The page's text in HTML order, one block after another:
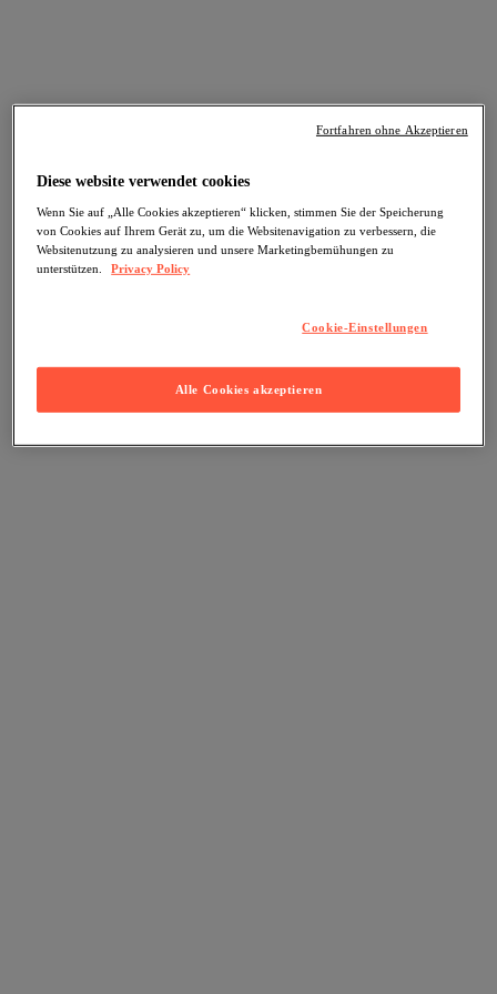
Diese website verwendet cookies
Wenn Sie auf „Alle Cookies akzeptieren“ klicken, stimmen Sie der Speicherung
von Cookies auf Ihrem Gerät zu, um die Websitenavigation zu verbessern, die
Websitenutzung zu analysieren und unsere Marketingbemühungen zu
unterstützen.
Privacy Policy
Cookie-Einstellungen
Alle Cookies akzeptieren
Fortfahren ohne Akzeptieren